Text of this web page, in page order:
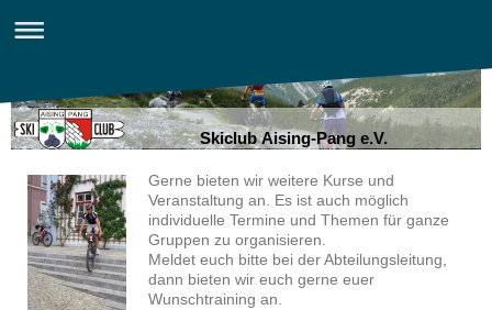
Skiclub Aising-Pang e.V.
Gerne bieten wir weitere Kurse und
Veranstaltung an. Es ist auch möglich
individuelle Termine und Themen für ganze
Gruppen zu organisieren.
Meldet euch bitte bei der Abteilungsleitung,
dann bieten wir euch gerne euer
Wunschtraining an.